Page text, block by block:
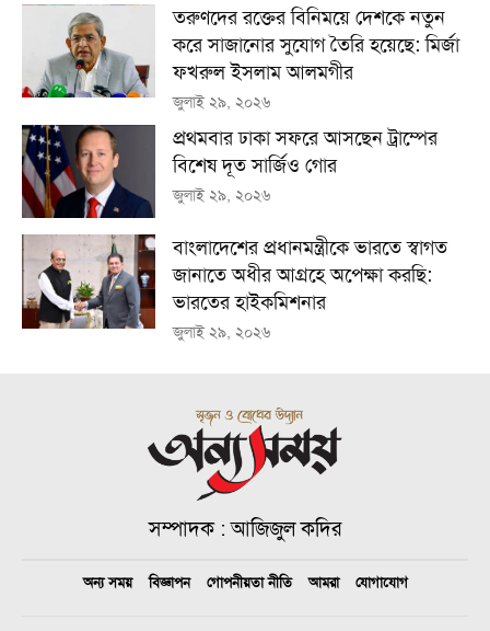
তরুণদের রক্তের বিনিময়ে দেশকে নতুন
করে সাজানোর সুযোগ তৈরি হয়েছে: মির্জা
ফখরুল ইসলাম আলমগীর
জুলাই ২৯, ২০২৬
প্রথমবার ঢাকা সফরে আসছেন ট্রাম্পের
বিশেষ দূত সার্জিও গোর
জুলাই ২৯, ২০২৬
বাংলাদেশের প্রধানমন্ত্রীকে ভারতে স্বাগত
জানাতে অধীর আগ্রহে অপেক্ষা কর‌ছি:
ভারতের হাইকমিশনার
জুলাই ২৯, ২০২৬
সম্পাদক : আজিজুল কদির
অন্য সময় বিজ্ঞাপন গোপনীয়তা নীতি আমরা যোগাযোগ